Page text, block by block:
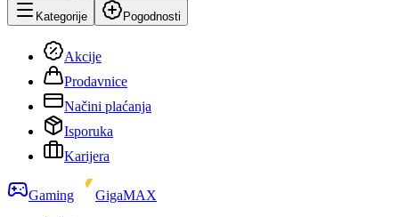
Kategorije Pogodnosti
Akcije
Prodavnice
Načini plaćanja
Isporuka
Karijera
Gaming
GigaMAX